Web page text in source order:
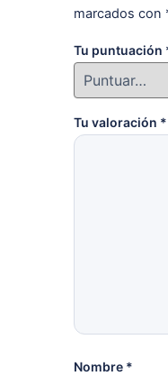
marcados con
Tu puntuación
Tu valoración *
Nombre *